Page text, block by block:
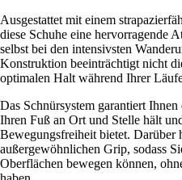
Ausgestattet mit einem
diese Schuhe eine hervorragende
selbst bei den intensivsten
Konstruktion beeinträchtigt nicht
optimalen Halt während Ihrer
Das Schnürsystem garantiert
Ihren Fuß an Ort und Stelle hält
Bewegungsfreiheit bietet. Darüber
außergewöhnlichen Grip, sodass
Oberflächen bewegen können,